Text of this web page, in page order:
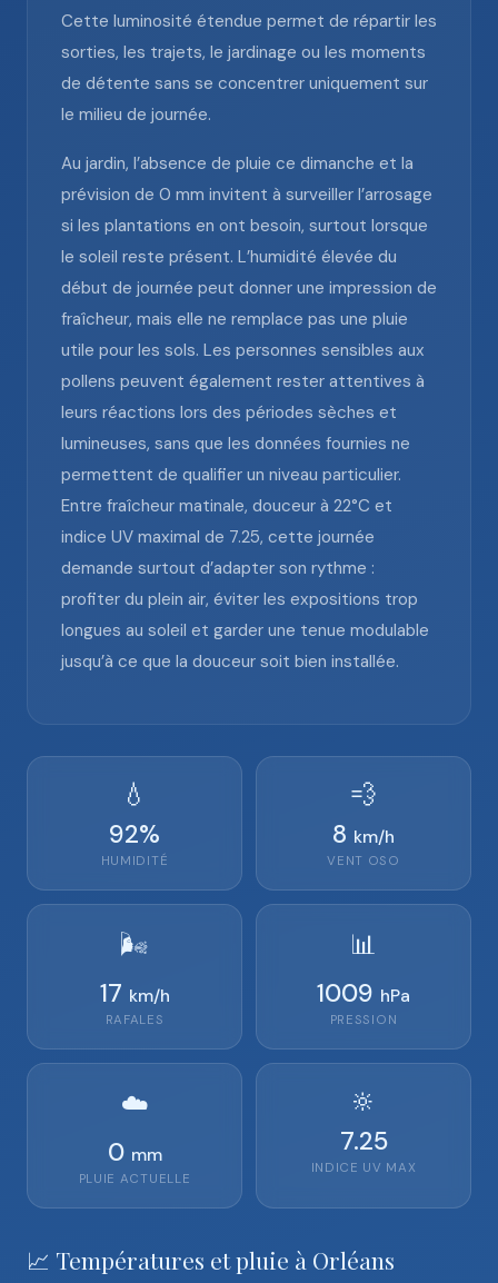
Cette luminosité étendue permet de répartir les
sorties, les trajets, le jardinage ou les moments
de détente sans se concentrer uniquement sur
le milieu de journée.
Au jardin, l’absence de pluie ce dimanche et la
prévision de 0 mm invitent à surveiller l’arrosage
si les plantations en ont besoin, surtout lorsque
le soleil reste présent. L’humidité élevée du
début de journée peut donner une impression de
fraîcheur, mais elle ne remplace pas une pluie
utile pour les sols. Les personnes sensibles aux
pollens peuvent également rester attentives à
leurs réactions lors des périodes sèches et
lumineuses, sans que les données fournies ne
permettent de qualifier un niveau particulier.
Entre fraîcheur matinale, douceur à 22°C et
indice UV maximal de 7.25, cette journée
demande surtout d’adapter son rythme :
profiter du plein air, éviter les expositions trop
longues au soleil et garder une tenue modulable
jusqu’à ce que la douceur soit bien installée.
💧
92%
HUMIDITÉ
💨
8 km/h
VENT OSO
🌬️
17 km/h
RAFALES
📊
1009 hPa
PRESSION
☁️
0 mm
PLUIE ACTUELLE
🔆
7.25
INDICE UV MAX
📈 Températures et pluie à Orléans